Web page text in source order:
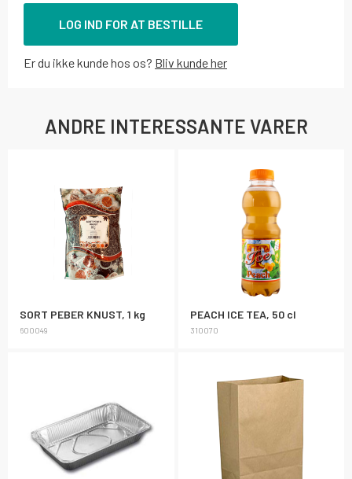
LOG IND FOR AT BESTILLE
Er du ikke kunde hos os? Bliv kunde her
ANDRE INTERESSANTE VARER
SORT PEBER KNUST, 1 kg
600049
PEACH ICE TEA, 50 cl
310070